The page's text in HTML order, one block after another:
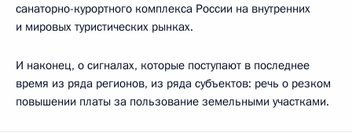
санаторно-курортного комплекса России на внутренних
и мировых туристических рынках.
И наконец, о сигналах, которые поступают в последнее
время из ряда регионов, из ряда субъектов: речь о резком
повышении платы за пользование земельными участками.